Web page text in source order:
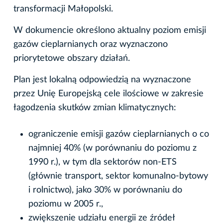
transformacji Małopolski.
W dokumencie określono aktualny poziom emisji
gazów cieplarnianych oraz wyznaczono
priorytetowe obszary działań.
Plan jest lokalną odpowiedzią na wyznaczone
przez Unię Europejską cele ilościowe w zakresie
łagodzenia skutków zmian klimatycznych:
ograniczenie emisji gazów cieplarnianych o co
najmniej 40% (w porównaniu do poziomu z
1990 r.), w tym dla sektorów non-ETS
(głównie transport, sektor komunalno-bytowy
i rolnictwo), jako 30% w porównaniu do
poziomu w 2005 r.,
zwiększenie udziału energii ze źródeł